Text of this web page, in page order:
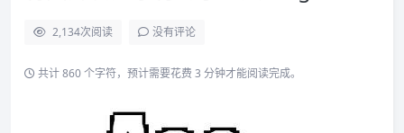
2,134次阅读 没有评论
共计 860 个字符，预计需要花费 3 分钟才能阅读完成。